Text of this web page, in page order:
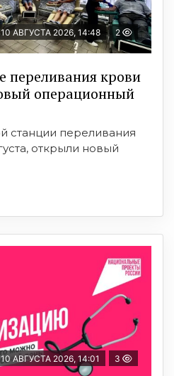
10 АВГУСТА 2026, 14:48 2
переливания крови
операционный
станции переливания
открыли новый
10 АВГУСТА 2026, 14:01 3